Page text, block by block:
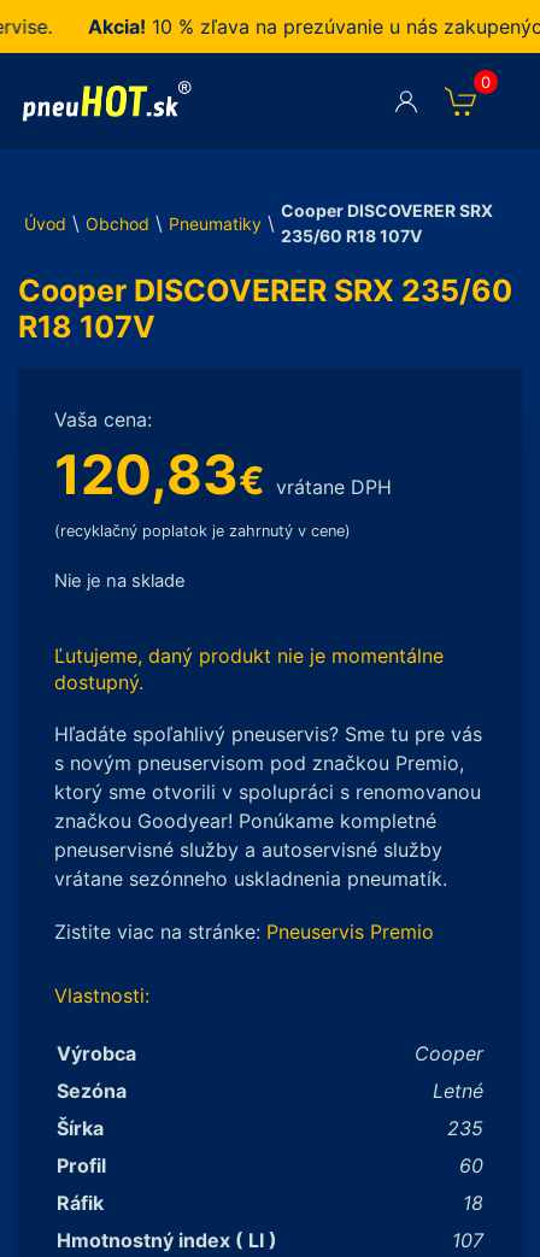
Akcia!10 % zľava na prezúvanie u nás zakupených
0
Úvod \ Obchod \ Pneumatiky \
Cooper DISCOVERER SRX
235/60 R18 107V
Cooper DISCOVERER SRX 235/60
R18 107V
Vaša cena:
120,83€ vrátane DPH
(recyklačný poplatok je zahrnutý v cene)
Nie je na sklade
Ľutujeme, daný produkt nie je momentálne
dostupný.
Hľadáte spoľahlivý pneuservis? Sme tu pre vás
s novým pneuservisom pod značkou Premio,
ktorý sme otvorili v spolupráci s renomovanou
značkou Goodyear! Ponúkame kompletné
pneuservisné služby a autoservisné služby
vrátane sezónneho uskladnenia pneumatík.
Zistite viac na stránke: Pneuservis Premio
Vlastnosti:
Výrobca
Cooper
Sezóna
Letné
Šírka
235
Profil
60
Ráfik
18
Hmotnostný index ( LI )
107